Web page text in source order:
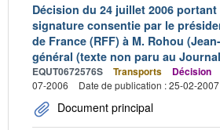
Décision du 24 juillet 2006
signature consentie par le
de France (RFF) à M. Rohou
général (texte non paru au
EQUT0672576S Transports Décision
07-2006
Date de publication : 25-02-2007
Document principal